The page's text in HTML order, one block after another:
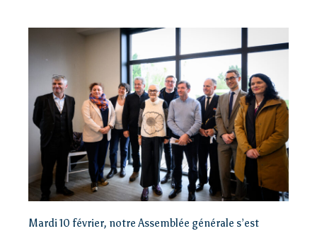
Mardi 10 février, notre Assemblée générale s’est